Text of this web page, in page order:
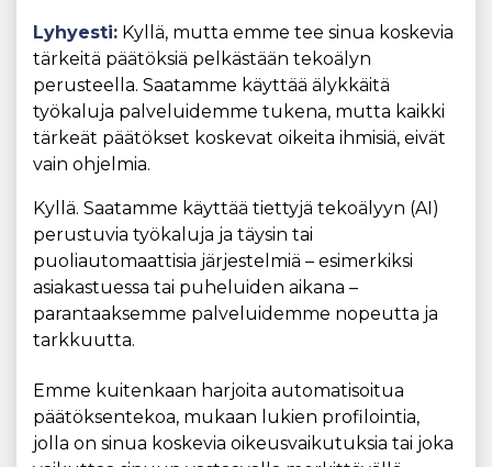
Lyhyesti: Kyllä, mutta emme tee sinua koskevia
tärkeitä päätöksiä pelkästään tekoälyn
perusteella. Saatamme käyttää älykkäitä
työkaluja palveluidemme tukena, mutta kaikki
tärkeät päätökset koskevat oikeita ihmisiä, eivät
vain ohjelmia.
Kyllä. Saatamme käyttää tiettyjä tekoälyyn (AI)
perustuvia työkaluja ja täysin tai
puoliautomaattisia järjestelmiä – esimerkiksi
asiakastuessa tai puheluiden aikana –
parantaaksemme palveluidemme nopeutta ja
tarkkuutta.
Emme kuitenkaan harjoita automatisoitua
päätöksentekoa, mukaan lukien profilointia,
jolla on sinua koskevia oikeusvaikutuksia tai joka